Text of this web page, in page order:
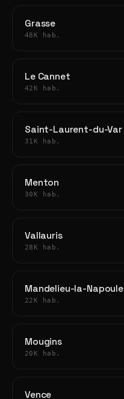
Grasse
48K hab.
Le Cannet
42K hab.
Saint-Laurent-du-Var
31K hab.
Menton
30K hab.
Vallauris
28K hab.
Mandelieu-la-Napoule
22K hab.
Mougins
20K hab.
Vence